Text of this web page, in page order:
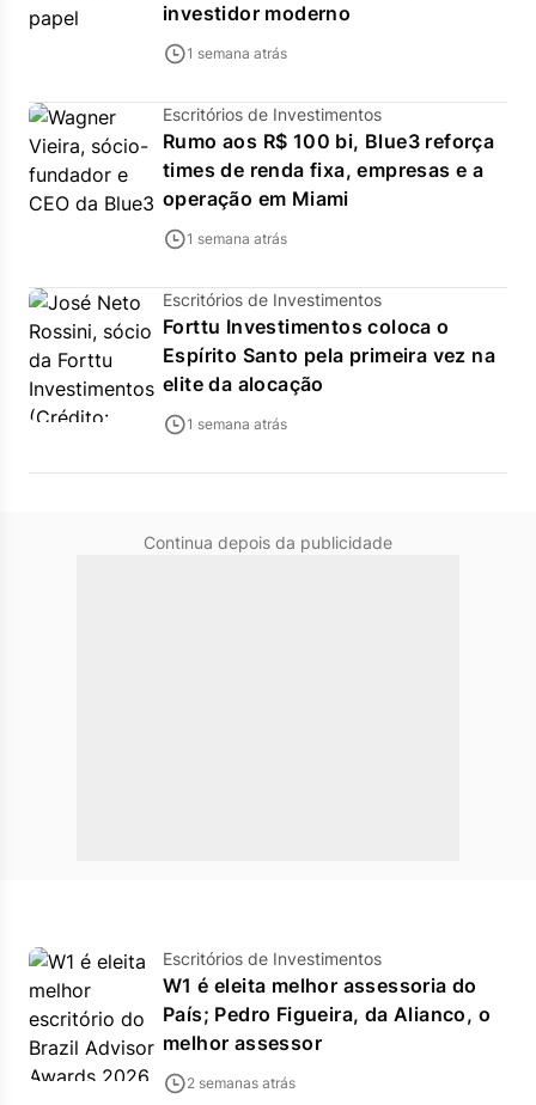
investidor moderno
1 semana atrás
Escritórios de Investimentos
Rumo aos R$ 100 bi, Blue3 reforça
times de renda fixa, empresas e a
operação em Miami
1 semana atrás
Escritórios de Investimentos
Forttu Investimentos coloca o
Espírito Santo pela primeira vez na
elite da alocação
1 semana atrás
Continua depois da publicidade
Escritórios de Investimentos
W1 é eleita melhor assessoria do
País; Pedro Figueira, da Alianco, o
melhor assessor
2 semanas atrás